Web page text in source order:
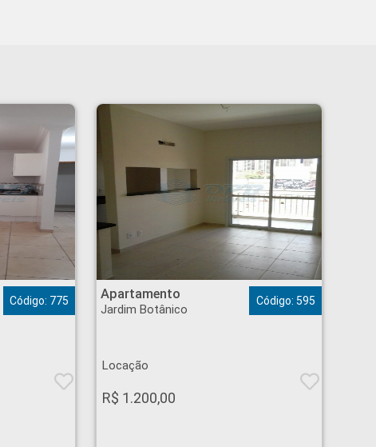
Código: 775 Apartamento
Jardim Botânico
Código: 595
Locação
R$ 1.200,00